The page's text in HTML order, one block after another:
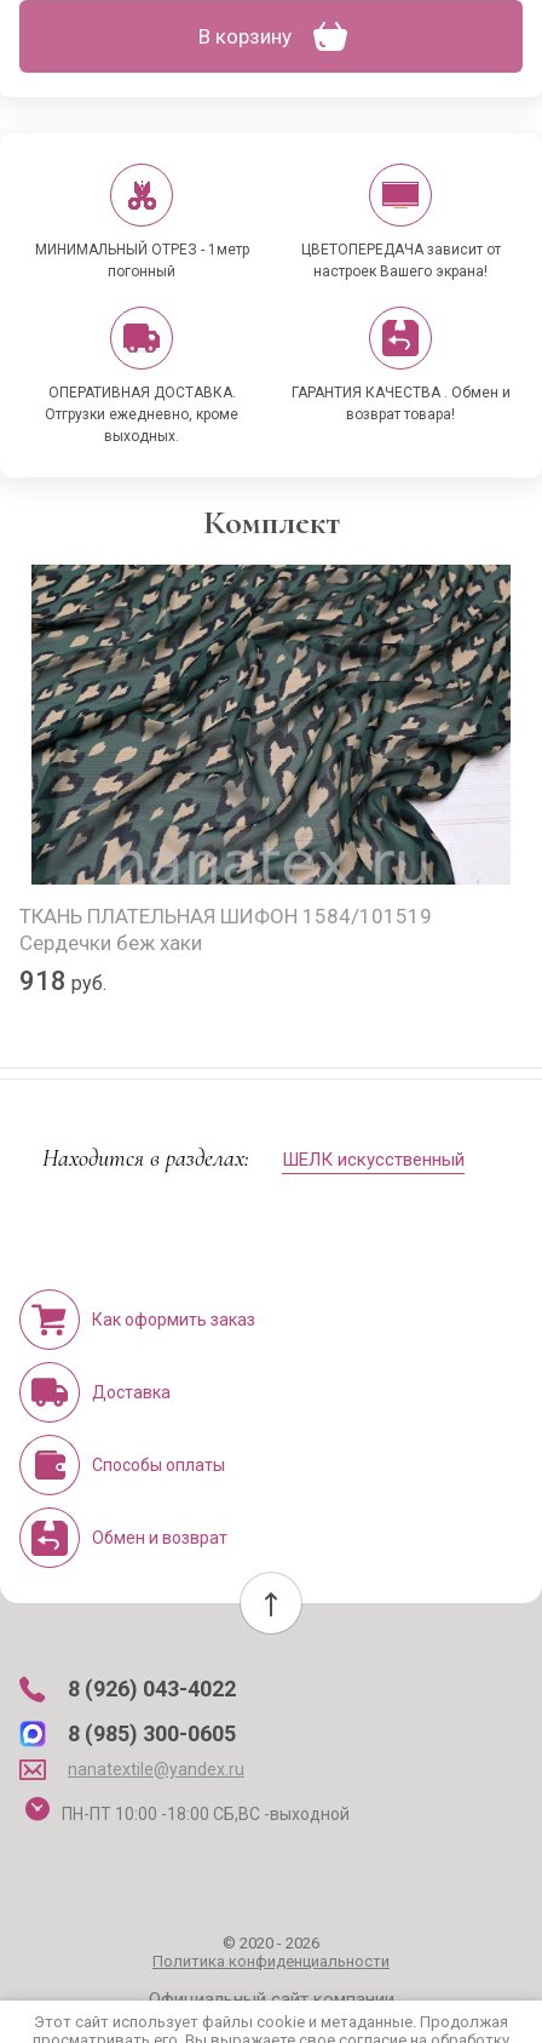
В корзину
МИНИМАЛЬНЫЙ ОТРЕЗ - 1метр
погонный
ЦВЕТОПЕРЕДАЧА зависит от
настроек Вашего экрана!
ОПЕРАТИВНАЯ ДОСТАВКА.
Отгрузки ежедневно, кроме
выходных.
ГАРАНТИЯ КАЧЕСТВА . Обмен и
возврат товара!
Комплект
ТКАНЬ ПЛАТЕЛЬНАЯ ШИФОН 1584/101519
Сердечки беж хаки
918 руб.
Находится в разделах: ШЕЛК искусственный
Как оформить заказ
Доставка
Способы оплаты
Обмен и возврат
8 (926) 043-4022
8 (985) 300-0605
nanatextile@yandex.ru
ПН-ПТ 10:00 -18:00 СБ,ВС -выходной
© 2020 - 2026
Политика конфиденциальности
Официальный сайт компании
Этот сайт использует файлы cookie и метаданные. Продолжая